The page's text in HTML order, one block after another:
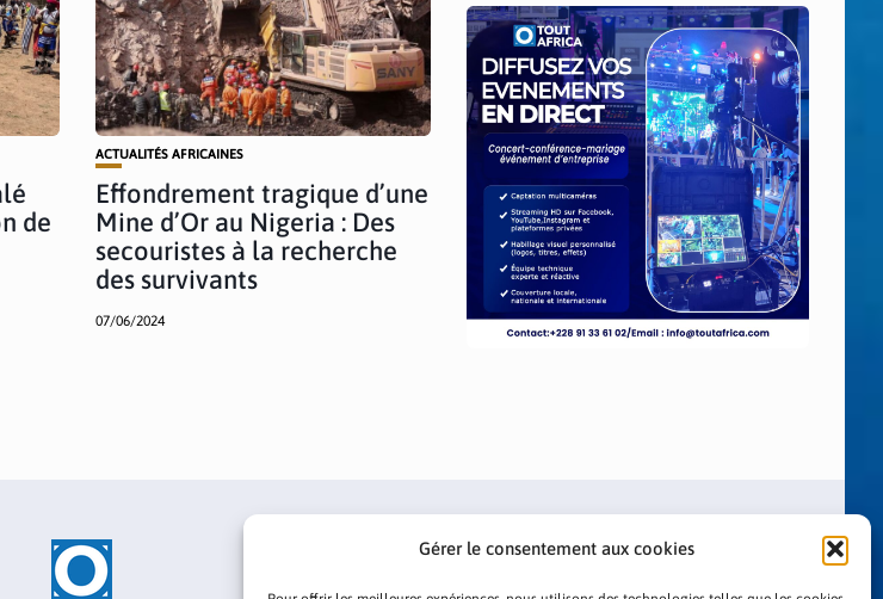
Gérer le consentement aux cookies
de
ACTUALITÉS AFRICAINES
Effondrement tragique d’une
Mine d’Or au Nigeria : Des
secouristes à la recherche
des survivants
07/06/2024